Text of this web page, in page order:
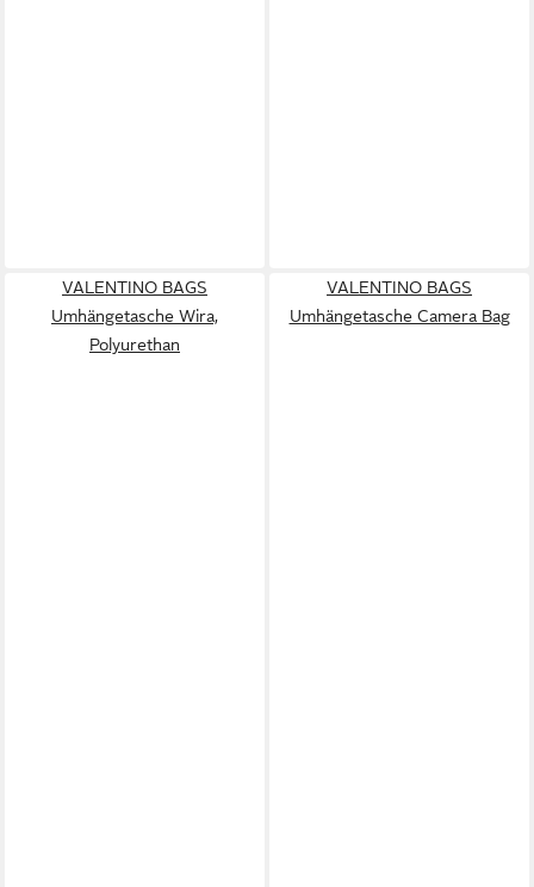
VALENTINO BAGS
Umhängetasche Wira,
Polyurethan
VALENTINO BAGS
Umhängetasche Camera Bag